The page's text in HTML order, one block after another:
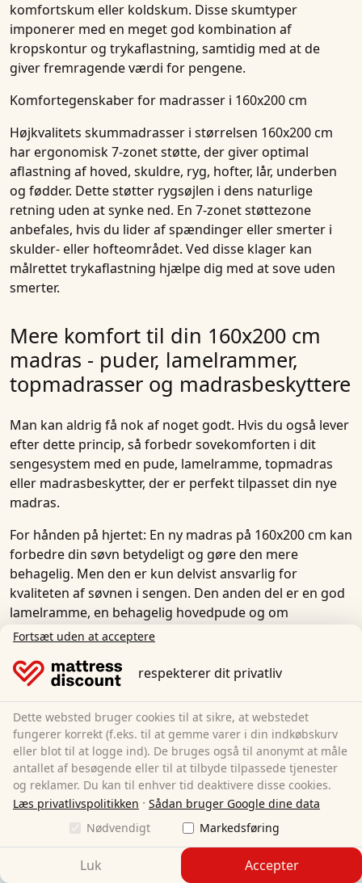
komfortskum eller koldskum. Disse skumtyper
imponerer med en meget god kombination af
kropskontur og trykaflastning, samtidig med at de
giver fremragende værdi for pengene.
Komfortegenskaber for madrasser i 160x200 cm
Højkvalitets skummadrasser i størrelsen 160x200 cm
har ergonomisk 7-zonet støtte, der giver optimal
aflastning af hoved, skuldre, ryg, hofter, lår, underben
og fødder. Dette støtter rygsøjlen i dens naturlige
retning uden at synke ned. En 7-zonet støttezone
anbefales, hvis du lider af spændinger eller smerter i
skulder- eller hofteområdet. Ved disse klager kan
målrettet trykaflastning hjælpe dig med at sove uden
smerter.
Mere komfort til din 160x200 cm
madras - puder, lamelrammer,
topmadrasser og madrasbeskyttere
Man kan aldrig få nok af noget godt. Hvis du også lever
efter dette princip, så forbedr sovekomforten i dit
sengesystem med en pude, lamelramme, topmadras
eller madrasbeskytter, der er perfekt tilpasset din nye
madras.
For hånden på hjertet: En ny madras på 160x200 cm kan
forbedre din søvn betydeligt og gøre den mere
behagelig. Men den er kun delvist ansvarlig for
kvaliteten af søvnen i sengen. Den anden del er en god
lamelramme, en behagelig hovedpude og om
nødvendigt en ekstra topmadras.
I vores onlinebutik finder du alt, hvad du har brug for til
en god nats søvn og til at forbedre kvaliteten af din
søvn. Oplev vores omfattende udvalg af prisvenlige
lamelrammer ,topmadrasser, madrasbeskyttere,puder
ognakkestøttepuder
Vi accepterer:
Fortsæt uden at acceptere
respekterer dit privatliv
Dette websted bruger cookies til at sikre, at webstedet
fungerer korrekt (f.eks. til at gemme varer i din indkøbskurv
eller blot til at logge ind). De bruges også til anonymt at måle
antallet af besøgende eller til at tilbyde tilpassede tjenester
og reklamer. Du kan til enhver tid deaktivere disse cookies.
Læs privatlivspolitikken · Sådan bruger Google dine data
Nødvendigt
Markedsføring
Luk Accepter